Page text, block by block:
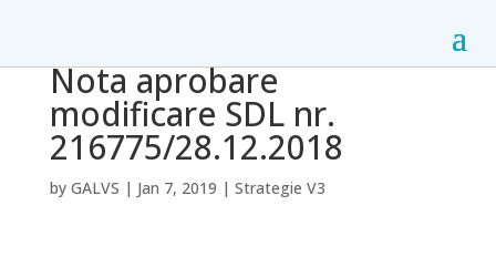
Nota aprobare
modificare SDL nr.
216775/28.12.2018
by GALVS | Jan 7, 2019 | Strategie V3